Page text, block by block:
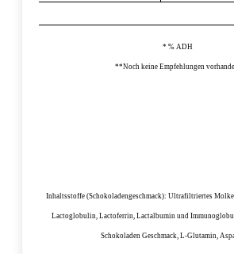
* % ADH
**Noch keine Empfehlungen
Inhaltsstoffe (Schokoladengeschmack): Ultrafiltriertes
Lactoglobulin, Lactoferrin, Lactalbumin und
Schokoladen Geschmack, L-Glutamin,